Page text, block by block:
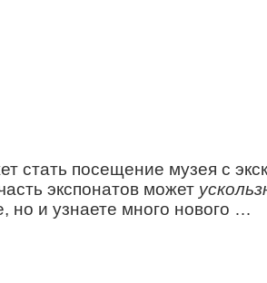
стать посещение музея с
экспонатов может
но и узнаете много нового …